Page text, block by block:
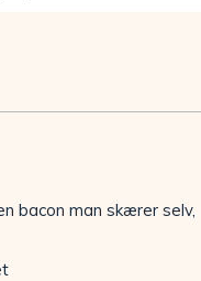
bacon man skærer selv,